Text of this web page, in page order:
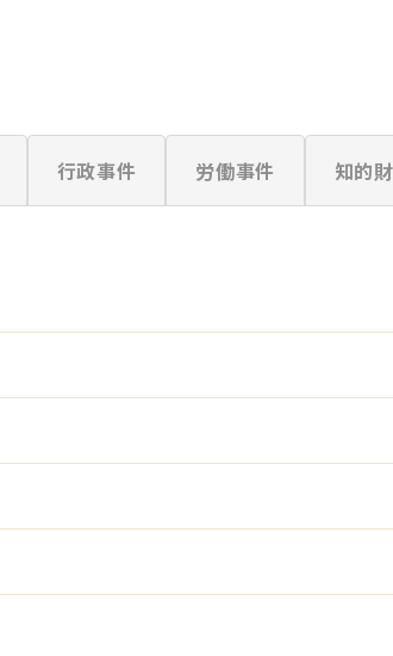
行政事件 労働事件 知的